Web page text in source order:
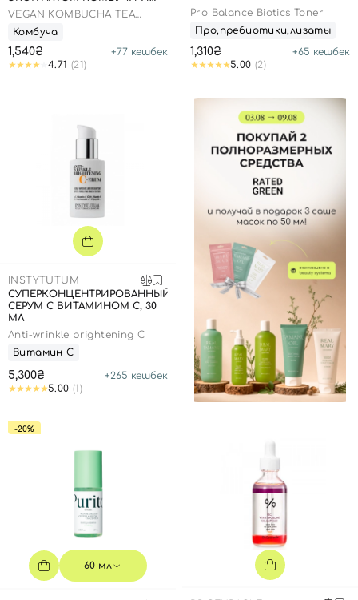
ЧЕРНОГО ЧАЯ, 150 МЛ
VEGAN KOMBUCHA TEA
ESSENCE
Комбуча
1,540₴ +77 кешбек
4.71 (21)
Pro Balance Biotics Toner
Про,пребиотики,лизаты
1,310₴ +65 кешбек
5.00 (2)
INSTYTUTUM
СУПЕРКОНЦЕНТРИРОВАННЫЙ
СЕРУМ С ВИТАМИНОМ С, 30
МЛ
Anti-wrinkle brightening C
Витамин С
5,300₴ +265 кешбек
5.00 (1)
-20%
60 мл
Номер телефона
Отправляя форму для авторизации/регистрации, вы
Пользовательские соглашения
Войти с помощью e-mail